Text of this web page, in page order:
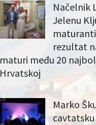
Načelnik
Jelenu
rezultat
maturi među 20
Hrvatskoj
Marko